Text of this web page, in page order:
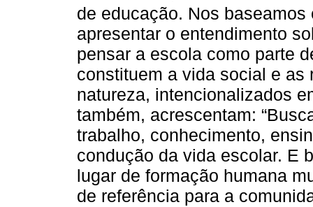
de educação. Nos
apresentar o entendimento
pensar a escola como parte
constituem a vida social e as
natureza, intencionalizados
também, acrescentam:
trabalho, conhecimento,
condução da vida escolar. E
lugar de formação humana
de referência para a